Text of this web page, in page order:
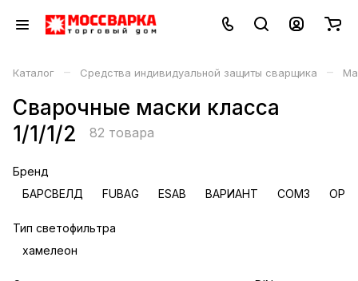
Каталог – Средства индивидуальной защиты сварщика –
Сварочные маски класса
1/1/1/2
82 товара
Бренд
БАРСВЕЛД
FUBAG ESAB ВАРИАНТ СОМЗ
Тип светофильтра
хамелеон